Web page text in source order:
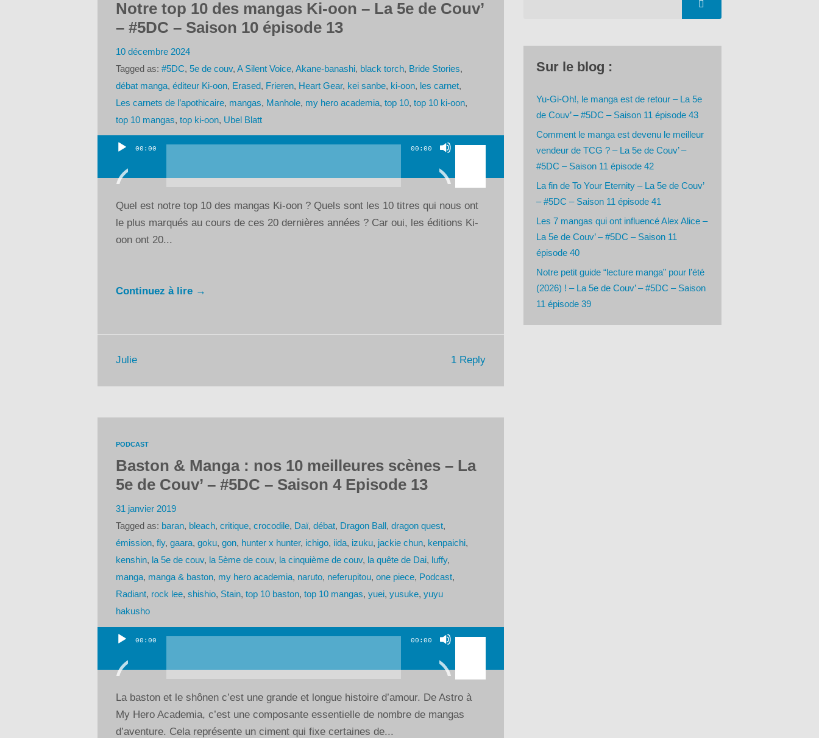
Notre top 10 des mangas Ki-oon – La 5e de Couv’
– #5DC – Saison 10 épisode 13
10 décembre 2024
Tagged as: #5DC, 5e de couv, A Silent Voice, Akane-banashi, black torch, Bride Stories,
débat manga, éditeur Ki-oon, Erased, Frieren, Heart Gear, kei sanbe, ki-oon, les carnet,
Les carnets de l’apothicaire, mangas, Manhole, my hero academia, top 10, top 10 ki-oon,
top 10 mangas, top ki-oon, Ubel Blatt
Lecteur
audio
00:00 00:00
Utilisez
flèches
pour
augmenter
Quel est notre top 10 des mangas Ki-oon ? Quels sont les 10 titres qui nous ont
le plus marqués au cours de ces 20 dernières années ? Car oui, les éditions Ki-
oon ont 20...
Continuez à lire →
1 Reply
Julie
PODCAST
Baston & Manga : nos 10 meilleures scènes – La
5e de Couv’ – #5DC – Saison 4 Episode 13
31 janvier 2019
Tagged as: baran, bleach, critique, crocodile, Daï, débat, Dragon Ball , dragon quest,
émission, fly, gaara, goku, gon, hunter x hunter, ichigo, iida, izuku, jackie chun, kenpaichi,
kenshin, la 5e de couv, la 5ème de couv, la cinquième de couv, la quête de Dai, luffy,
manga, manga & baston, my hero academia, naruto, neferupitou, one piece, Podcast,
Radiant, rock lee, shishio, Stain, top 10 baston, top 10 mangas, yuei, yusuke, yuyu
hakusho
Lecteur
audio
00:00 00:00
Utilisez
flèches
pour
augmenter
La baston et le shônen c’est une grande et longue histoire d’amour. De Astro à
My Hero Academia, c’est une composante essentielle de nombre de mangas
d’aventure. Cela représente un ciment qui fixe certaines de...
Sur le blog :
Yu-Gi-Oh!, le manga est de retour – La 5e
de Couv’ – #5DC – Saison 11 épisode 43
Comment le manga est devenu le meilleur
vendeur de TCG ? – La 5e de Couv’ –
#5DC – Saison 11 épisode 42
La fin de To Your Eternity – La 5e de Couv’
– #5DC – Saison 11 épisode 41
Les 7 mangas qui ont influencé Alex Alice –
La 5e de Couv’ – #5DC – Saison 11
épisode 40
Notre petit guide “lecture manga” pour l’été
(2026) ! – La 5e de Couv’ – #5DC – Saison
11 épisode 39